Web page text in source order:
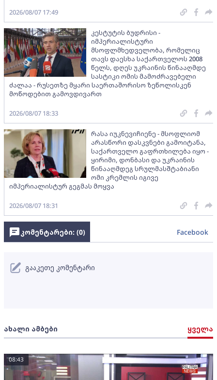
2026/08/07 17:49
კესტუტის ბუდრისი -
იმპერიალისტური
მსოფლმხედველობა, რომელიც
თავს დაესხა საქართველოს 2008
წელს, დღეს უკრაინის წინააღმდე
სასტიკი ომის მამოძრავებელი
ძალაა - რუსეთზე მყარი საერთაშორისო ზეწოლისკენ
მოწოდებით გამოვდივართ
2026/08/07 18:33
რასა იუკნევიჩიენე - მსოფლიომ
არასწორი დასკვნები გამოიტანა,
საქართველო გაფრთხილება იყო -
ყირიმი, დონბასი და უკრაინის
წინააღმდეგ სრულმასშტაბიანი
ომი კრემლის იგივე
იმპერიალისტურ გეგმას მოყვა
2026/08/07 18:31
ახალი ამბები ყველა
08:43
კომენტარები: (0) Facebook
გააკეთე კომენტარი